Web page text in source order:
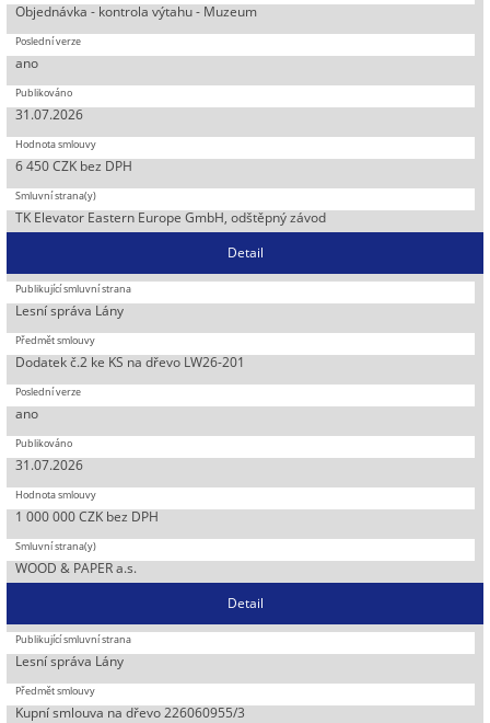
Objednávka - kontrola výtahu - Muzeum
ano
31.07.2026
6 450 CZK bez DPH
TK Elevator Eastern Europe GmbH, odštěpný závod
Detail
Lesní správa Lány
Dodatek č.2 ke KS na dřevo LW26-201
ano
31.07.2026
1 000 000 CZK bez DPH
WOOD & PAPER a.s.
Detail
Lesní správa Lány
Kupní smlouva na dřevo 226060955/3